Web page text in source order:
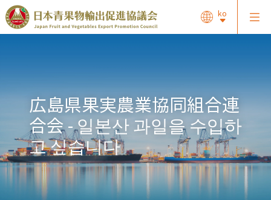
ko
広島県果実農業協同組合連
合会 - 일본산 과일을 수입하
고 싶습니다